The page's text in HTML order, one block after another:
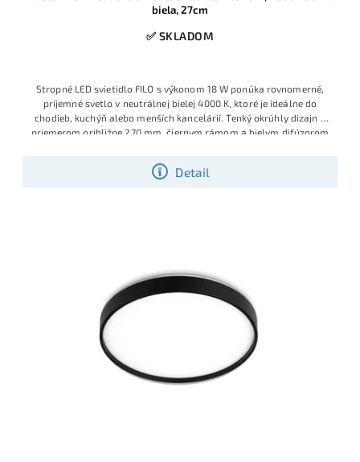
biela, 27cm
✅ SKLADOM
Detail
Stropné LED svietidlo FILO s výkonom 18 W ponúka rovnomerné,
príjemné svetlo v neutrálnej bielej 4000 K, ktoré je ideálne do
chodieb, kuchýň alebo menších kancelárií. Tenký okrúhly dizajn s
priemerom približne 270 mm, čiernym rámom a bielym difúzorom